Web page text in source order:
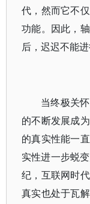
代，然而它不
功能。因此，
后，迟迟不能进
当终极关
的不断发展成
的真实性能一
实性进一步蜕
纪，互联网时
真实也处于瓦